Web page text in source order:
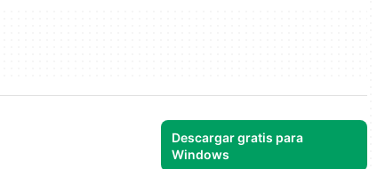
Descargar gratis para
Windows